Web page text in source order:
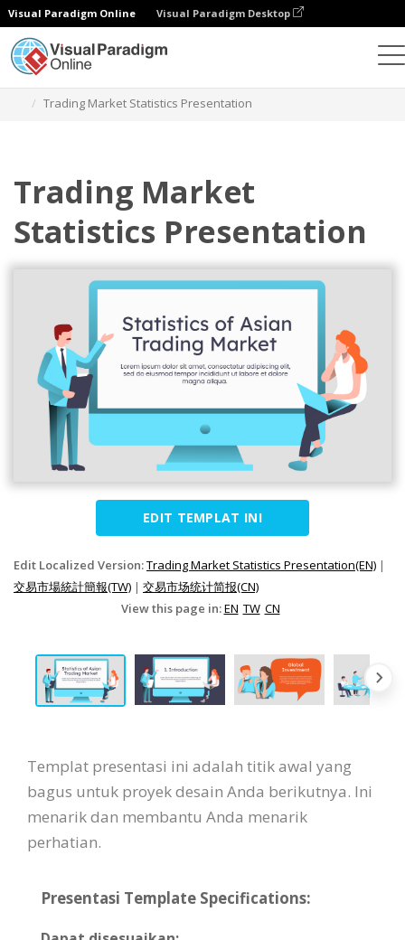
Visual Paradigm Online Visual Paradigm Desktop
Trading Market Statistics Presentation
Trading Market
Statistics Presentation
EDIT TEMPLAT INI
Edit Localized Version:Trading Market Statistics Presentation(EN) |
交易市場統計簡報(TW) | 交易市场统计简报(CN)
View this page in:EN TW CN
Templat presentasi ini adalah titik awal yang
bagus untuk proyek desain Anda berikutnya. Ini
menarik dan membantu Anda menarik
perhatian.
Presentasi Template Specifications: